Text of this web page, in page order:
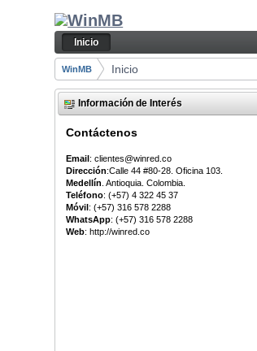
Saltar al contenido
Inicio
Navegación
Inicio
Camino de migas
WinMB Inicio
Información de Interés
Contáctenos
Email: clientes@winred.co
Dirección:Calle 44 #80-28. Oficina 103.
Medellín . Antioquia. Colombia.
Teléfono: (+57) 4 322 45 37
Móvil: (+57) 316 578 2288
WhatsApp: (+57) 316 578 2288
Web: http://winred.co